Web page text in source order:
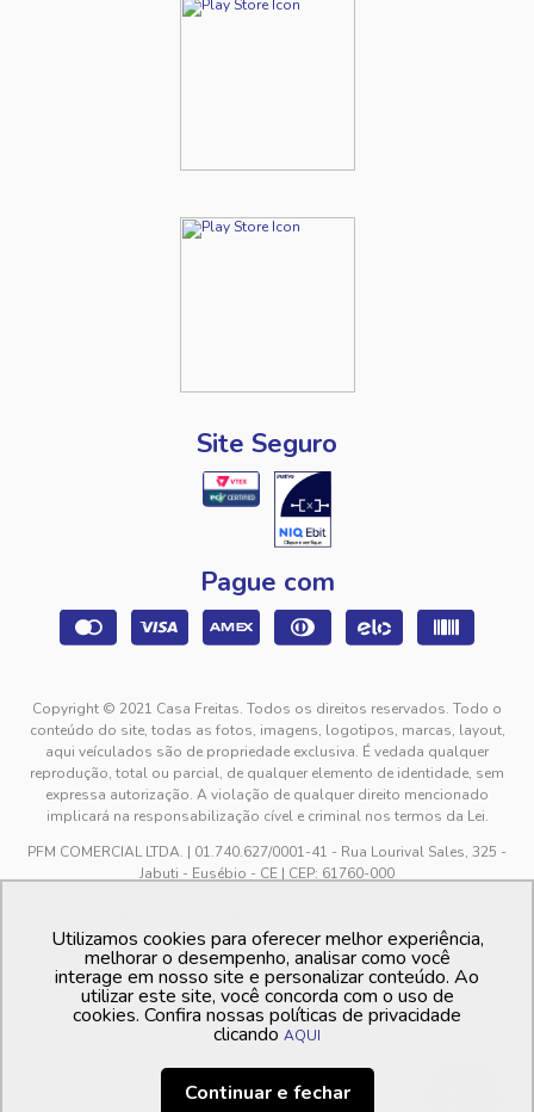
Site Seguro
Pague com
Copyright © 2021 Casa Freitas. Todos os direitos reservados. Todo o
conteúdo do site, todas as fotos, imagens, logotipos, marcas, layout,
aqui veículados são de propriedade exclusiva. É vedada qualquer
reprodução, total ou parcial, de qualquer elemento de identidade, sem
expressa autorização. A violação de qualquer direito mencionado
implicará na responsabilização cível e criminal nos termos da Lei.
PFM COMERCIAL LTDA. | 01.740.627/0001-41 - Rua Lourival Sales, 325 -
Jabuti - Eusébio - CE | CEP: 61760-000
feriados.
Os preços dos produtos estão sujeitos a alteração sem aviso prévio. O
preço valido é sempre o apresentado no momento da finalização da
compra, no carrinho de compras.
Utilizamos cookies para oferecer melhor experiência,
melhorar o desempenho, analisar como você
interage em nosso site e personalizar conteúdo. Ao
utilizar este site, você concorda com o uso de
cookies. Confira nossas políticas de privacidade
clicando AQUI
Continuar e fechar